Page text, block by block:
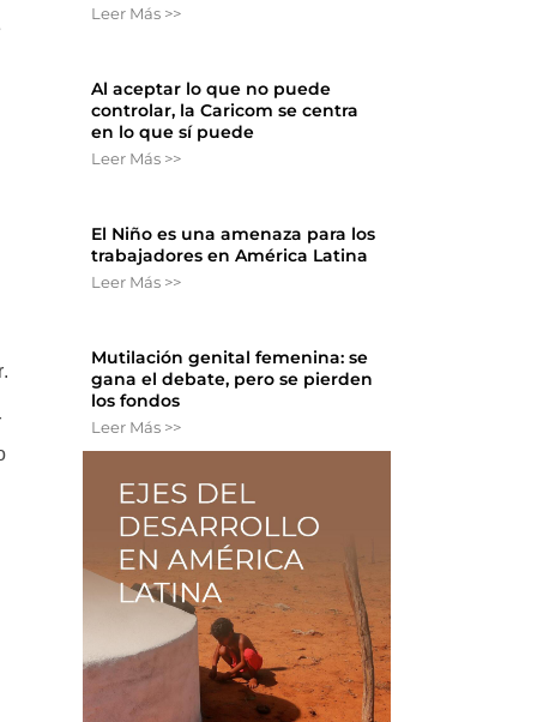
Leer Más >>
Al aceptar lo que no puede
controlar, la Caricom se centra
en lo que sí puede
Leer Más >>
El Niño es una amenaza para los
trabajadores en América Latina
Leer Más >>
Mutilación genital femenina: se
gana el debate, pero se pierden
los fondos
Leer Más >>